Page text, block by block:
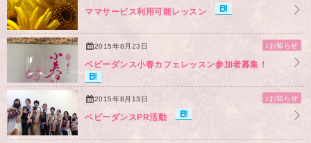
ママサービス利用可能レッスン
2015年8月23日 ♪お知らせ
ベビーダンス小春カフェレッスン参加者募集！
2015年8月13日 ♪お知らせ
ベビーダンスPR活動